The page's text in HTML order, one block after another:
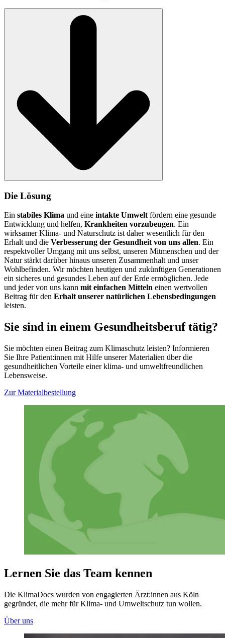
Die Lösung
Ein stabiles Klima und eine intakte Umweltfördern eine gesunde
Entwicklung und helfen, Krankheiten vorzubeugen. Ein
wirksamer Klima- und Naturschutz ist daher wesentlich für den
Erhalt und die Verbesserung der Gesundheit von uns allen. Ein
respektvoller Umgang mit uns selbst, unseren Mitmenschen und der
Natur stärkt darüber hinaus unseren Zusammenhalt und unser
Wohlbefinden. Wir möchten heutigen und zukünftigen Generationen
ein sicheres und gesundes Leben auf der Erde ermöglichen. Jede
und jeder von uns kann mit einfachen Mitteln einen wertvollen
Beitrag für den Erhalt unserer natürlichen Lebensbedingungen
leisten.
Sie sind in einem Gesundheitsberuf tätig?
Sie möchten einen Beitrag zum Klimaschutz leisten? Informieren
Sie Ihre Patient:innen mit Hilfe unserer Materialien über die
gesundheitlichen Vorteile einer klima- und umweltfreundlichen
Lebensweise.
Zur Materialbestellung
Lernen Sie das Team kennen
Die KlimaDocs wurden von engagierten Ärzt:innen aus Köln
gegründet, die mehr für Klima- und Umweltschutz tun wollen.
Über uns